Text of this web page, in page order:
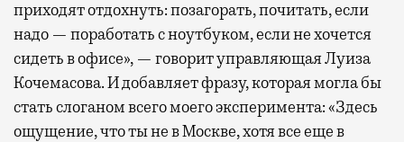
приходят отдохнуть: позагорать, почитать, если
надо — поработать с ноутбуком, если не хочется
сидеть в офисе», — говорит управляющая Луиза
Кочемасова. И добавляет фразу, которая могла бы
стать слоганом всего моего эксперимента: «Здесь
ощущение, что ты не в Москве, хотя все еще в